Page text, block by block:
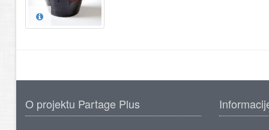
O projektu Partage Plus